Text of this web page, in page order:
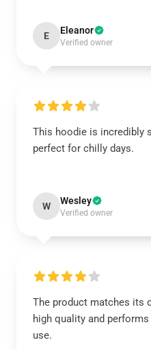
E Eleanor
Verified owner
This hoodie is incredibly
perfect for chilly days.
W Wesley
Verified owner
The product matches its
high quality and
use.